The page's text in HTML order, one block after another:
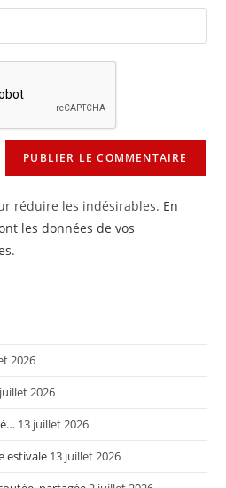
réduire les indésirables. En
les données de vos
.
2026
2026
13 juillet 2026
estivale 13 juillet 2026